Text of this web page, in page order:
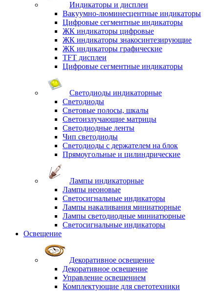
Индикаторы и дисплеи
Вакуумно-люминесцентные индикаторы
Цифровые сегментные индикаторы
ЖК индикаторы цифровые
ЖК индикаторы знакосинтезирующие
ЖК индикаторы графические
TFT дисплеи
Цифровые сегментные индикаторы
Светодиоды индикаторные
Светодиоды
Световые полосы, шкалы
Светоизлучающие матрицы
Светодиодные ленты
Чип светодиоды
Светодиоды с держателем на блок
Прямоугольные и цилиндрические
Лампы индикаторные
Лампы неоновые
Светосигнальные индикаторы
Лампы накаливания миниатюрные
Лампы светодиодные миниатюрные
Светосигнальные индикаторы
Освещение
Декоративное освещение
Декоративное освещение
Управление освещением
Комплектующие для светотехники